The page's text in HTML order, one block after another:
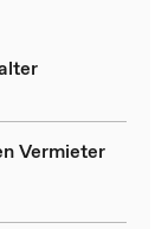
Vermieter